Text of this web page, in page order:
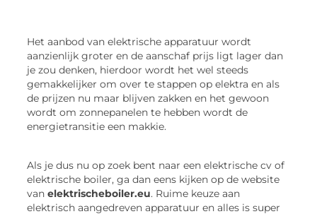
Het aanbod van elektrische apparatuur wordt
aanzienlijk groter en de aanschaf prijs ligt lager dan
je zou denken, hierdoor wordt het wel steeds
gemakkelijker om over te stappen op elektra en als
de prijzen nu maar blijven zakken en het gewoon
wordt om zonnepanelen te hebben wordt de
energietransitie een makkie.
Als je dus nu op zoek bent naar een elektrische cv of
elektrische boiler, ga dan eens kijken op de website
vanelektrischeboiler.eu. Ruime keuze aan
elektrisch aangedreven apparatuur en alles is super